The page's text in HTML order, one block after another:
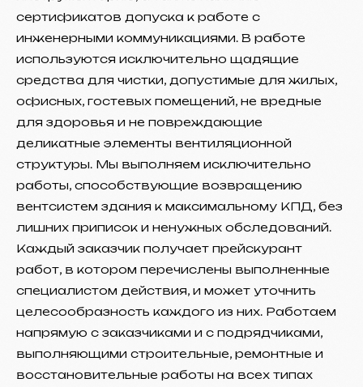
сертификатов допуска к работе с
инженерными коммуникациями. В работе
используются исключительно щадящие
средства для чистки, допустимые для жилых,
офисных, гостевых помещений, не вредные
для здоровья и не повреждающие
деликатные элементы вентиляционной
структуры. Мы выполняем исключительно
работы, способствующие возвращению
вентсистем здания к максимальному КПД, без
лишних приписок и ненужных обследований.
Каждый заказчик получает прейскурант
работ, в котором перечислены выполненные
специалистом действия, и может уточнить
целесообразность каждого из них. Работаем
напрямую с заказчиками и с подрядчиками,
выполняющими строительные, ремонтные и
восстановительные работы на всех типах